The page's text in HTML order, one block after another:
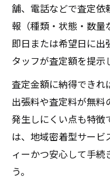
舗、電話などで査定依
報（種類・状態・数量
即日または希望日に出
タッフが査定額を提示
査定金額に納得できれ
出張料や査定料が無料
発生しにくい点も特徴
は、地域密着型サー
ィーかつ安心して手続
う。